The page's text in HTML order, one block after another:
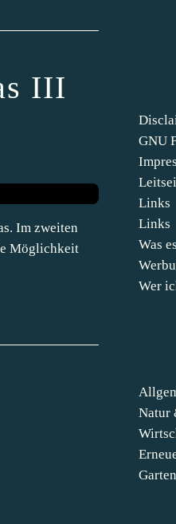
III
Im zweiten
Möglichkeit
Natur
Garten
GNU
Links
Links
Was
Wer